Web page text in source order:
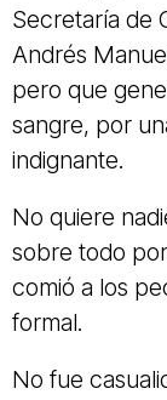
Secretaría de
Andrés
pero que
sangre, por
indignante.
No quiere
sobre todo
comió a los
formal.
No fue